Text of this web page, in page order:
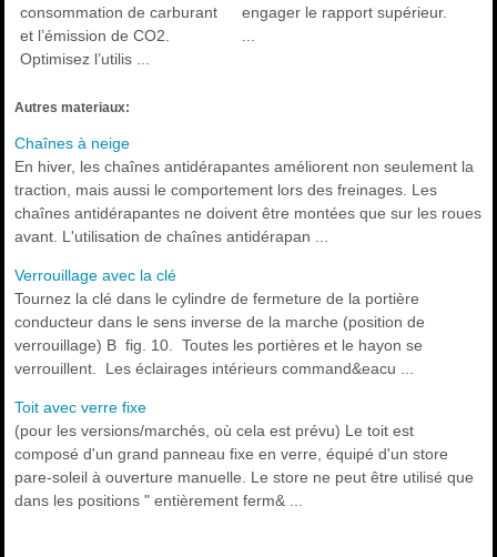
consommation de carburant
et l’émission de CO2.
Optimisez l’utilis ...
engager le rapport supérieur.
Autres materiaux:
Chaînes à neige
En hiver, les chaînes antidérapantes améliorent non seulement la
traction, mais aussi le comportement lors des freinages. Les
chaînes antidérapantes ne doivent être montées que sur les roues
avant. L'utilisation de chaînes antidérapan ...
Verrouillage avec la clé
Tournez la clé dans le cylindre de fermeture de la portière
conducteur dans le sens inverse de la marche (position de
verrouillage) B fig. 10. Toutes les portières et le hayon se
verrouillent. Les éclairages intérieurs command&eacu ...
Toit avec verre fixe
(pour les versions/marchés, où cela est prévu) Le toit est
composé d'un grand panneau fixe en verre, équipé d'un store
pare-soleil à ouverture manuelle. Le store ne peut être utilisé que
dans les positions " entièrement ferm& ...